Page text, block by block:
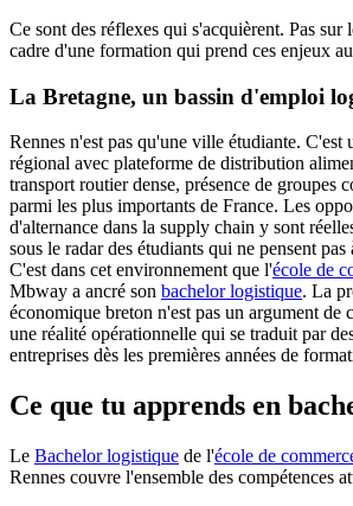
Ce sont des réflexes qui s'acquièrent. Pas sur
cadre d'une formation qui prend ces enjeux
La Bretagne, un bassin d'emploi
Rennes n'est pas qu'une ville étudiante.
régional avec plateforme de distribution
transport routier dense, présence de groupes
parmi les plus importants de France. Les
d'alternance dans la supply chain y sont
sous le radar des étudiants qui ne pensent
C'est dans cet environnement que l'école de
Mbway a ancré son bachelor logistique. La
économique breton n'est pas un argument de
une réalité opérationnelle qui se traduit par
entreprises dès les premières années de
Ce que tu apprends en
Le Bachelor logistique de l'école de
Rennes couvre l'ensemble des compétences